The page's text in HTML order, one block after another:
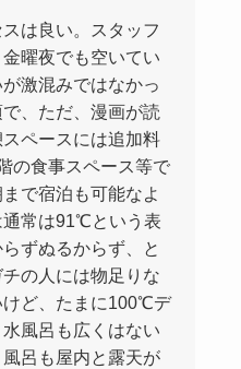
は良い。スタッフ
曜夜でも空いてい
激混みではなかっ
、ただ、漫画が読
ペースには追加料
の食事スペース等で
で宿泊も可能なよ
通常は91℃という表
ずぬるからず、と
の人には物足りな
けど、たまに100℃デ
風呂も広くはない
呂も屋内と露天が